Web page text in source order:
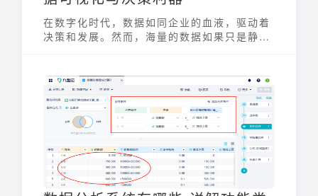
在数字化时代，数据如同企业的血液，驱动着
决策和发展。然而，海量的数据如果只是静静
杂的数据转化为易于理解的可视化信息，帮助
企业快速洞察业务状况，做出明智的决策。本
文将深入探讨BI看板是什么，以及它如何成为
企业数据可视化与决策的强大助力。